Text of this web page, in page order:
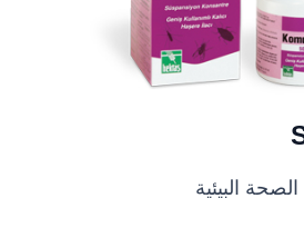
الصحة البيئية